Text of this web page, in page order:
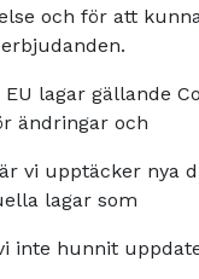
och för att
lagar gällande
ändringar och
vi upptäcker nya
lagar som
inte hunnit